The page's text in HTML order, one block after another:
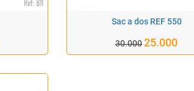
Sac a dos REF 550
30.00025.000